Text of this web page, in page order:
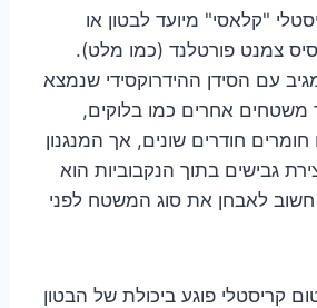
"קלאסי" מיועד לבטון או
צמנט פורטלנד (כמו מלט).
עם הסידן ההידרוקסידי שנמצא
משטחים אחרים כמו בלוקים,
חודרים שונים, אך המנגנון
גבישים בתוך הנקבוביות הוא
חשוב לאבחן את סוג המשטח לפני
קריסטלי פוגע ביכולת של הבטון